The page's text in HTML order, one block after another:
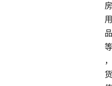
房
用
品
等
，
货